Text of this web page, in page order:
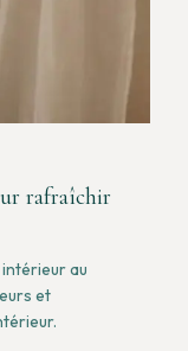
rafraîchir
au
et